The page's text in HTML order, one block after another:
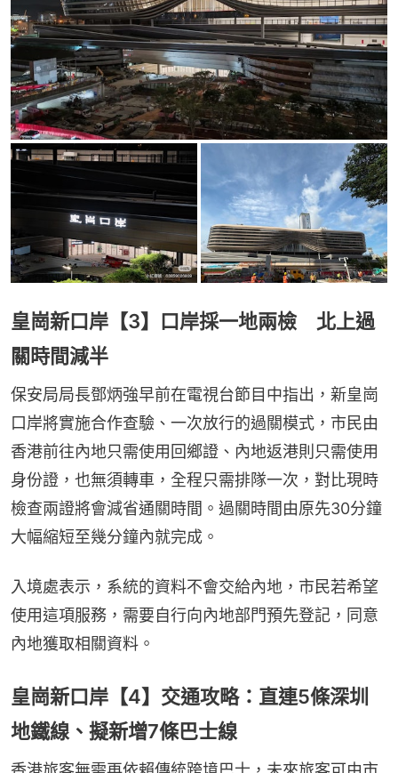
皇崗新口岸【3】口岸採一地兩檢 北上過
關時間減半
保安局局長鄧炳強早前在電視台節目中指出，新皇崗
口岸將實施合作查驗、一次放行的過關模式，市民由
香港前往內地只需使用回鄉證、內地返港則只需使用
身份證，也無須轉車，全程只需排隊一次，對比現時
檢查兩證將會減省通關時間。過關時間由原先30分鐘
大幅縮短至幾分鐘內就完成。
入境處表示，系統的資料不會交給內地，市民若希望
使用這項服務，需要自行向內地部門預先登記，同意
內地獲取相關資料。
皇崗新口岸【4】交通攻略：直連5條深圳
地鐵線、擬新增7條巴士線